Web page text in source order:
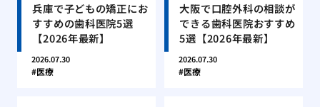
兵庫で子どもの矯正にお
すすめの歯科医院5選
【2026年最新】
2026.07.30
医療
大阪で口腔外科の相談が
できる歯科医院おすすめ
5選【2026年最新】
2026.07.30
医療